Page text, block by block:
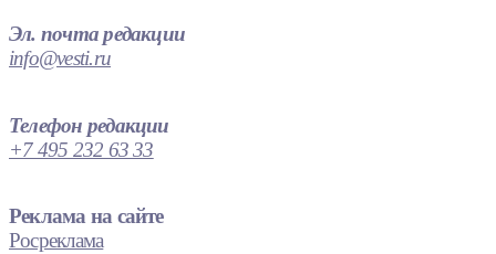
Эл. почта редакции
info@vesti.ru
Телефон редакции
+7 495 232 63 33
Реклама на сайте
Росреклама